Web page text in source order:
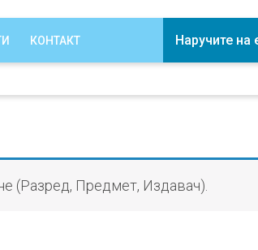
КОНТАКТ Наручите
(Разред, Предмет, Издавач).